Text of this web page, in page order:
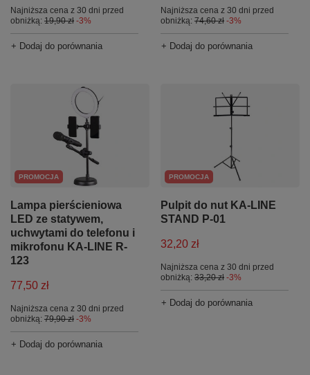
Najniższa cena z 30 dni przed
obniżką: 19,90 zł -3%
+ Dodaj do porównania
Najniższa cena z 30 dni przed
obniżką: 74,60 zł -3%
+ Dodaj do porównania
PROMOCJA
Lampa pierścieniowa
LED ze statywem,
uchwytami do telefonu i
mikrofonu KA-LINE R-
123
77,50 zł
Najniższa cena z 30 dni przed
obniżką: 79,90 zł -3%
+ Dodaj do porównania
PROMOCJA
Pulpit do nut KA-LINE
STAND P-01
32,20 zł
Najniższa cena z 30 dni przed
obniżką: 33,20 zł -3%
+ Dodaj do porównania